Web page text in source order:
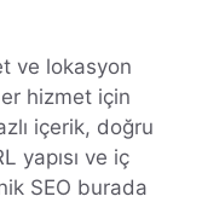
ve lokasyon
hizmet için
içerik, doğru
yapısı ve iç
SEO burada